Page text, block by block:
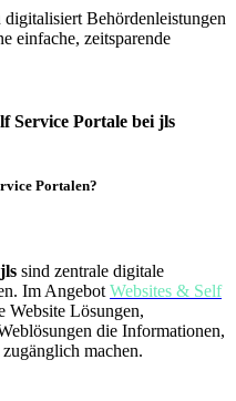
Behördenleistungen
einfache, zeitsparende
Service Portale bei jls
Portalen?
jls sind zentrale digitale
Im Angebot Websites & Self
Website Lösungen,
die Informationen,
machen.